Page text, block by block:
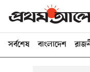
সর্বশেষ বাংলাদেশ